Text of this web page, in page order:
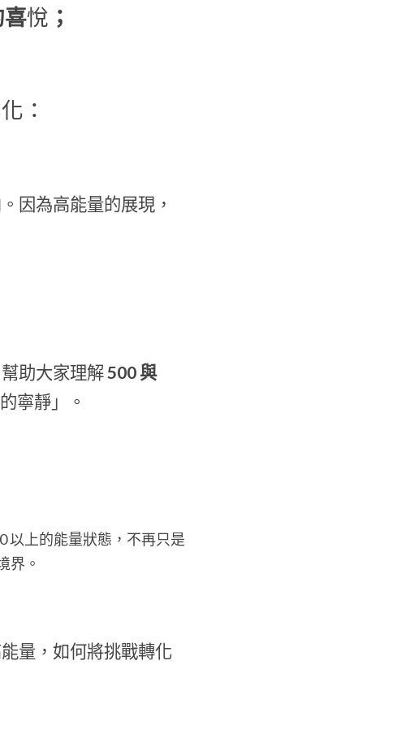
喜悅 ；
：
因為高能量的展現，
助大家理解 500 與
寧靜」。
以上的能量狀態，不再只是
界。
量，如何將挑戰轉化